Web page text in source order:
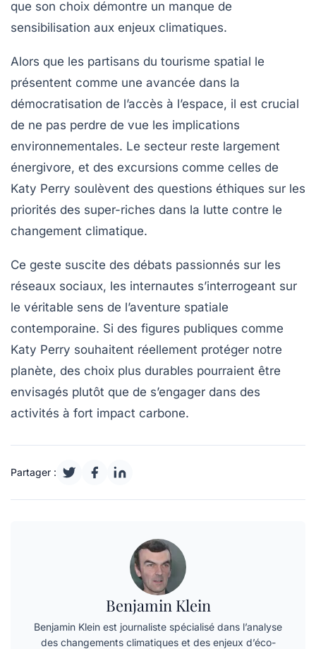
que son choix démontre un manque de
sensibilisation aux enjeux climatiques.
Alors que les partisans du tourisme spatial le
présentent comme une avancée dans la
démocratisation de l’accès à l’espace, il est crucial
de ne pas perdre de vue les implications
environnementales. Le secteur reste largement
énergivore, et des excursions comme celles de
Katy Perry soulèvent des questions éthiques sur les
priorités des super-riches dans la lutte contre le
changement climatique.
Ce geste suscite des débats passionnés sur les
réseaux sociaux, les internautes s’interrogeant sur
le véritable sens de l’aventure spatiale
contemporaine. Si des figures publiques comme
Katy Perry souhaitent réellement protéger notre
planète, des choix plus durables pourraient être
envisagés plutôt que de s’engager dans des
activités à fort impact carbone.
Partager :
Benjamin Klein
Benjamin Klein est journaliste spécialisé dans l’analyse
des changements climatiques et des enjeux d’éco-